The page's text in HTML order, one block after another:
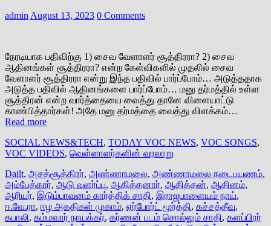
admin August 13, 2023 0 Comments
நேரடியாக பதிவிற்கு 1) சைவ வேளாளர் சூத்திரரா? 2) சைவ
ஆதினங்கள் சூத்திரரா? என்ற கேள்விகளில் முதலில் சைவ
வேளாளர் சூத்திரரா என்று இந்த பதிவில் பார்ப்போம்… அடுத்ததாக
அடுத்த பதிவில் ஆதினங்களை பார்ப்போம்… மனு தர்மத்தில் உள்ள
சூத்திரன் என்ற வார்த்தையை வைத்து தானே விளையாட்டு
காண்பித்தார்கள்! அதே மனு தர்மத்தை வைத்து விளக்கம்…
Read more
SOCIAL NEWS&TECH, TODAY VOC NEWS, VOC SONGS,
VOC VIDEOS, வெள்ளாளர்களின் வரலாறு
Dailt, அசத்சூத்திரர், அண்ணாமலை, அண்ணாமலை நடைபயணம்,
அம்பேத்கார், ஆடு வளர்ப்பு, ஆதித்தனார், ஆதித்தன், ஆதினம்,
ஆரியர், இடும்பாவனம் கார்த்திக் சாதி, இராஜபாளையம் நாய்,
ஈ.வே.ரா, ஈழ அகதிகள் முகாம், ஏர்போர்ட் மூர்த்தி, கச்சத்தீவு,
கபாலி, கம்மவார் நாயக்கர், கர்ணன் படம் சொல்லும் சாதி, களப்பிரர்